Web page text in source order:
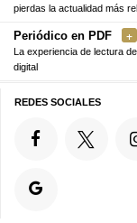
pierdas la actualidad más
Periódico en PDF
La experiencia de lectura
digital
REDES SOCIALES